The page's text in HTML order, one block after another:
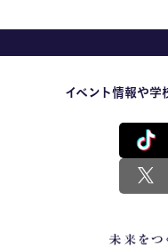
イベント情報や学